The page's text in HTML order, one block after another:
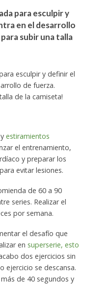
para esculpir y
en el desarrollo
subir una talla
esculpir y definir el
de fuerza.
de la camiseta!
estiramientos
el entrenamiento,
y preparar los
evitar lesiones.
de 60 a 90
series. Realizar el
por semana.
el desafío que
en superserie, esto
dos ejercicios sin
ejercicio se descansa.
de 40 segundos y